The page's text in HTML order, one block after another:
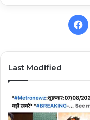
Last Modified